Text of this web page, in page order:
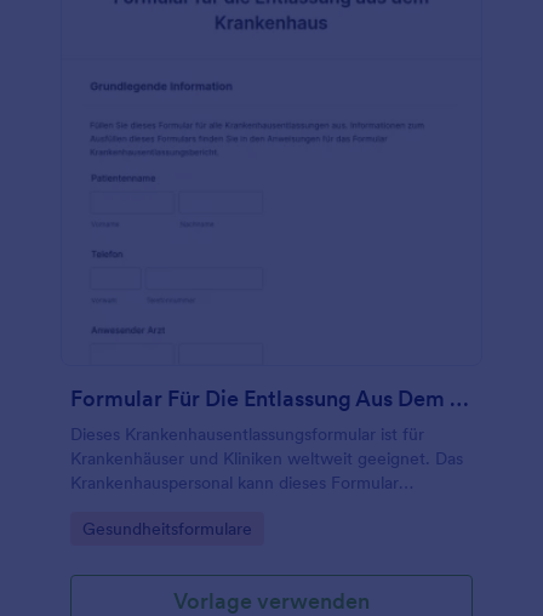
Formular Für Die Entlassung Aus Dem Krankenhaus
Dieses Krankenhausentlassungsformular ist für
Krankenhäuser und Kliniken weltweit geeignet. Das
Krankenhauspersonal kann dieses Formular
Anforderungen erfüllt sind, bevor ein Patient
enthält alle wichtigen Informationen, die benötigt
werden. Wenn dieses Musterformular für die
Go to Category:
Gesundheitsformulare
Vorlage verwenden